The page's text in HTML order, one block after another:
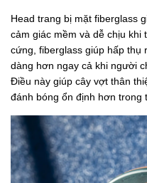
Head trang bị mặt fiberglass
cảm giác mềm và dễ chịu khi
cứng, fiberglass giúp hấp thụ
dàng hơn ngay cả khi người
Điều này giúp cây vợt thân
đánh bóng ổn định hơn trong